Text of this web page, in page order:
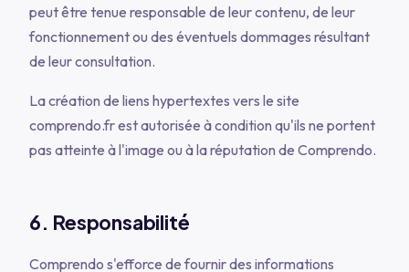
peut être tenue responsable de leur contenu, de leur
fonctionnement ou des éventuels dommages résultant
de leur consultation.
La création de liens hypertextes vers le site
comprendo.fr est autorisée à condition qu'ils ne portent
pas atteinte à l'image ou à la réputation de Comprendo.
6. Responsabilité
Comprendo s'efforce de fournir des informations